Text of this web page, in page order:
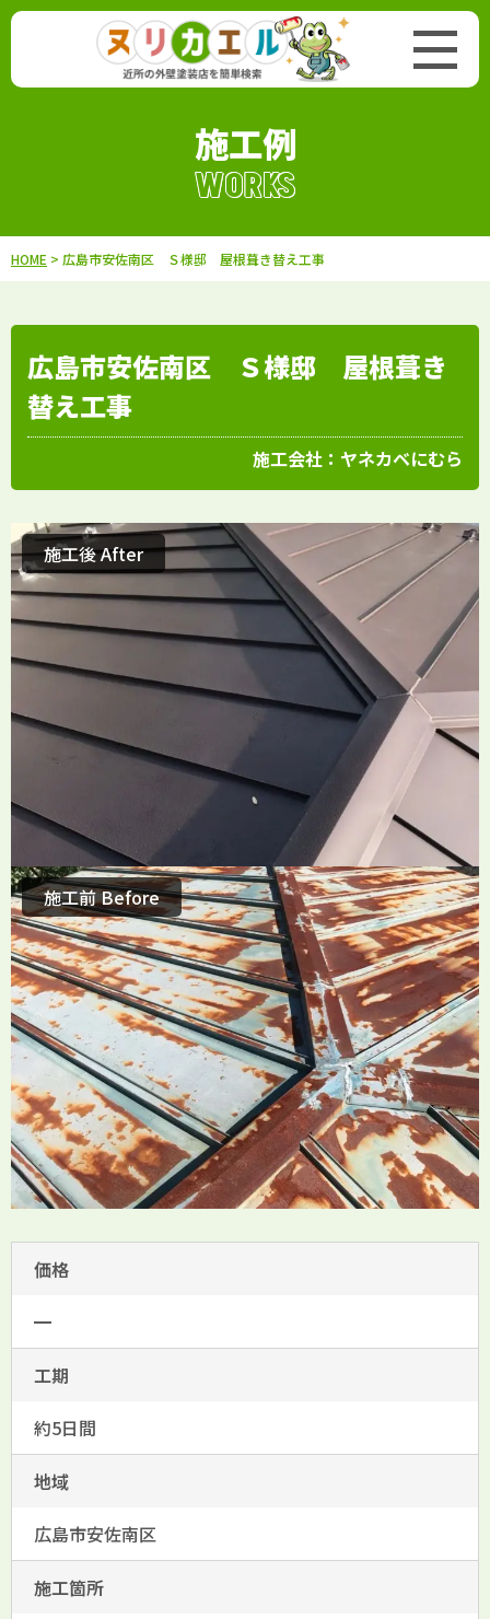
施工例
WORKS
HOME > 広島市安佐南区 Ｓ様邸 屋根葺き替え工事
広島市安佐南区 Ｓ様邸 屋根葺き
替え工事
施工会社： ヤネカベにむら
施工前 Before
施工後 After
価格
━
工期
約5日間
地域
広島市安佐南区
施工箇所